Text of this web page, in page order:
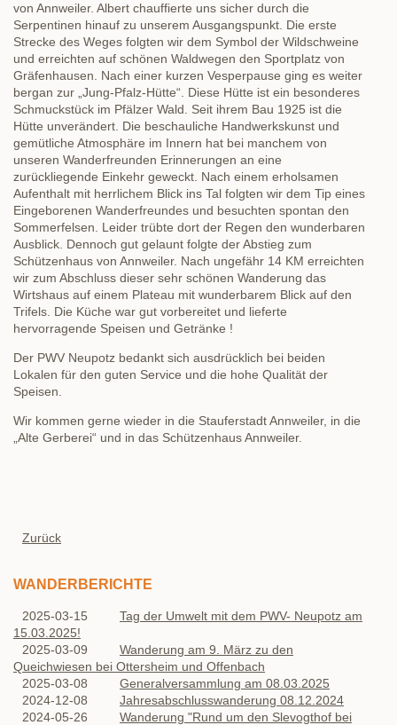
von Annweiler. Albert chauffierte uns sicher durch die
Serpentinen hinauf zu unserem Ausgangspunkt. Die erste
Strecke des Weges folgten wir dem Symbol der Wildschweine
und erreichten auf schönen Waldwegen den Sportplatz von
Gräfenhausen. Nach einer kurzen Vesperpause ging es weiter
bergan zur „Jung-Pfalz-Hütte“. Diese Hütte ist ein besonderes
Schmuckstück im Pfälzer Wald. Seit ihrem Bau 1925 ist die
Hütte unverändert. Die beschauliche Handwerkskunst und
gemütliche Atmosphäre im Innern hat bei manchem von
unseren Wanderfreunden Erinnerungen an eine
zurückliegende Einkehr geweckt. Nach einem erholsamen
Aufenthalt mit herrlichem Blick ins Tal folgten wir dem Tip eines
Eingeborenen Wanderfreundes und besuchten spontan den
Sommerfelsen. Leider trübte dort der Regen den wunderbaren
Ausblick. Dennoch gut gelaunt folgte der Abstieg zum
Schützenhaus von Annweiler. Nach ungefähr 14 KM erreichten
wir zum Abschluss dieser sehr schönen Wanderung das
Wirtshaus auf einem Plateau mit wunderbarem Blick auf den
Trifels. Die Küche war gut vorbereitet und lieferte
hervorragende Speisen und Getränke !
Der PWV Neupotz bedankt sich ausdrücklich bei beiden
Lokalen für den guten Service und die hohe Qualität der
Speisen.
Wir kommen gerne wieder in die Stauferstadt Annweiler, in die
„Alte Gerberei“ und in das Schützenhaus Annweiler.
Zurück
WANDERBERICHTE
2025-03-15
Tag der Umwelt mit dem PWV- Neupotz am
15.03.2025!
2025-03-09
Wanderung am 9. März zu den
Queichwiesen bei Ottersheim und Offenbach
2025-03-08
Generalversammlung am 08.03.2025
2024-12-08
Jahresabschlusswanderung 08.12.2024
2024-05-26
Wanderung "Rund um den Slevogthof bei